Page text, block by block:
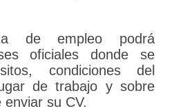
de empleo podrá
oficiales donde se
condiciones del
de trabajo y sobre
su CV.